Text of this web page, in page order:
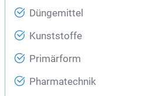
Düngemittel
Kunststoffe
Primärform
Pharmatechnik